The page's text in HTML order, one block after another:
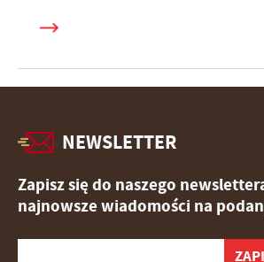
NEWSLETTER
Zapisz się do naszego
najnowsze wiadomości na